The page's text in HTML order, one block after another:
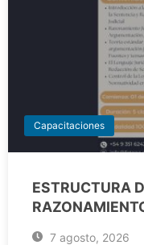
Capacitaciones
ESTRUCTURA
7 agosto, 2026